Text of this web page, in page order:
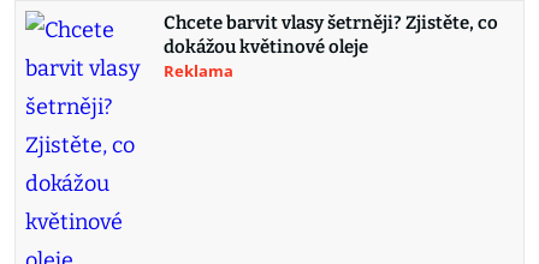
Chcete barvit vlasy šetrněji? Zjistěte, co
dokážou květinové oleje
Reklama